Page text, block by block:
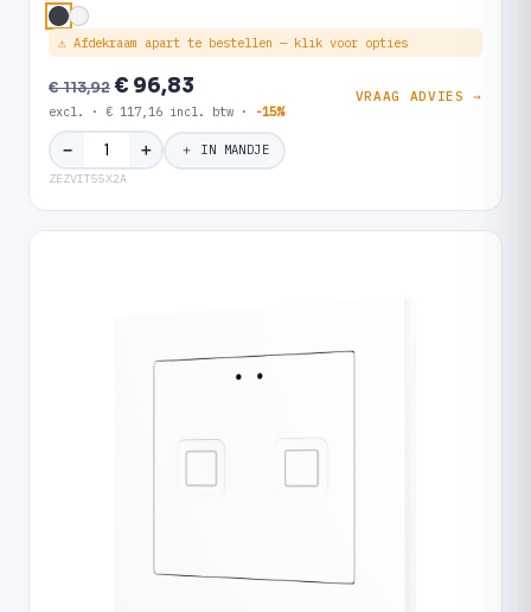
⚠ Afdekraam apart te bestellen — klik voor opties
€ 113,92€ 96,83
excl. · € 117,16 incl. btw · -15%
VRAAG ADVIES →
− ＋ ＋ IN MANDJE
ZEZVIT55X2A